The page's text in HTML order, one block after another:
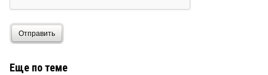
Отправить
Еще по теме